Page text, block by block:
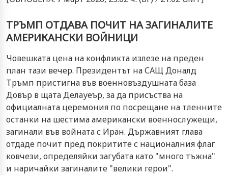
ТРЪМП ОТДАВА ПОЧИТ НА ЗАГИНАЛИТЕ
АМЕРИКАНСКИ ВОЙНИЦИ
Човешката цена на конфликта излезе на преден
план тази вечер. Президентът на САЩ Доналд
Тръмп пристигна във военновъздушната база
Довър в щата Делауеър, за да присъства на
официалната церемония по посрещане на тленните
останки на шестима американски военнослужещи,
загинали във войната с Иран. Държавният глава
отдаде почит пред покритите с националния флаг
ковчези, определяйки загубата като "много тъжна"
и наричайки загиналите "велики герои".